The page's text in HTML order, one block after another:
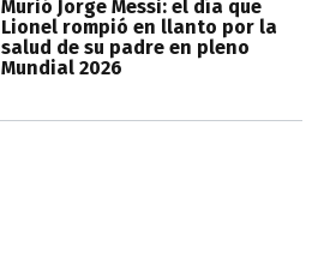
Murió Jorge Messi: el día que
Lionel rompió en llanto por la
salud de su padre en pleno
Mundial 2026